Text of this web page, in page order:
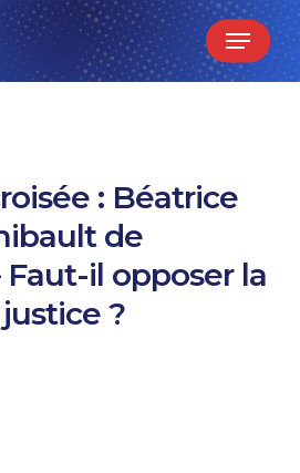
Menu
: Béatrice
de
il opposer la
?